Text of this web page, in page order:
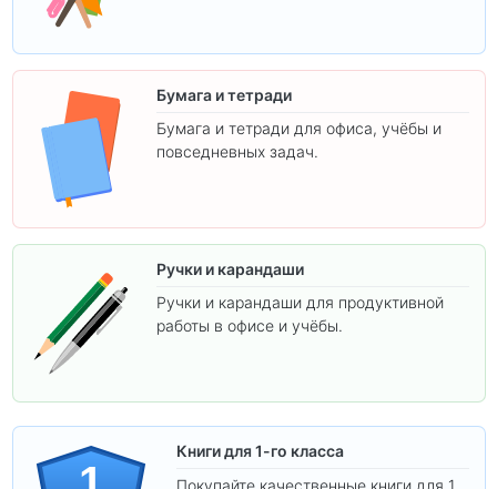
Бумага и тетради
Бумага и тетради для офиса, учёбы и
повседневных задач.
Ручки и карандаши
Ручки и карандаши для продуктивной
работы в офисе и учёбы.
Книги для 1-го класса
Покупайте качественные книги для 1